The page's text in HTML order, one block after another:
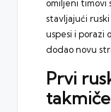
omiljeni timovi
stavljajući
uspesi i porazi
dodao novu
Prvi